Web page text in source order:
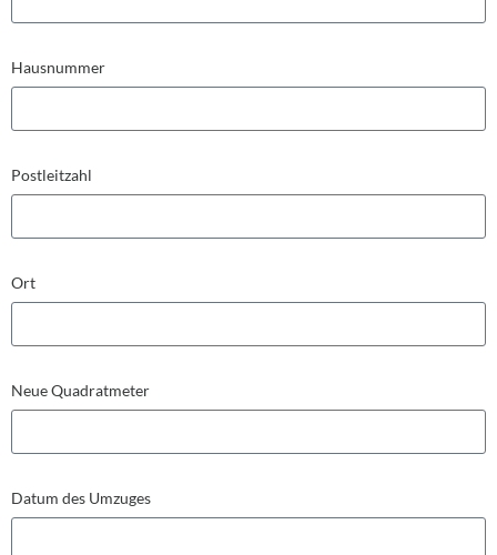
Hausnummer
Postleitzahl
Ort
Neue Quadratmeter
Datum des Umzuges